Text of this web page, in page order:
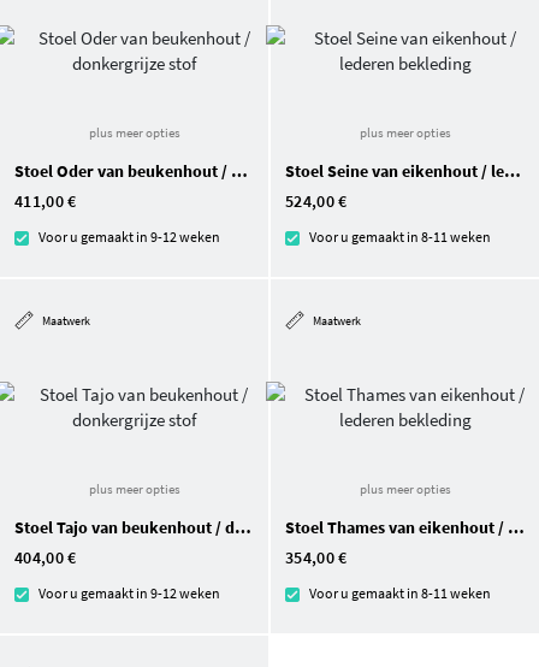
plus meer opties
Stoel Oder van beukenhout / donkergrijze stof
411,00 €
Voor u gemaakt in 9-12 weken
plus meer opties
Stoel Seine van eikenhout / lederen bekleding
524,00 €
Voor u gemaakt in 8-11 weken
Maatwerk
plus meer opties
Stoel Tajo van beukenhout / donkergrijze stof
404,00 €
Voor u gemaakt in 9-12 weken
Maatwerk
plus meer opties
Stoel Thames van eikenhout / lederen bekleding
354,00 €
Voor u gemaakt in 8-11 weken